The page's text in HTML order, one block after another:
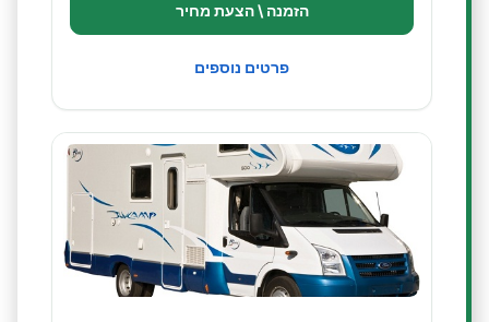
הזמנה \ הצעת מחיר
פרטים נוספים